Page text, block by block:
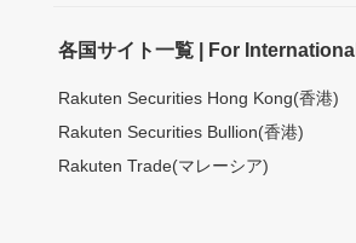
各国サイト一覧 | For International
Rakuten Securities Hong Kong(香港)
Rakuten Securities Bullion(香港)
Rakuten Trade(マレーシア)